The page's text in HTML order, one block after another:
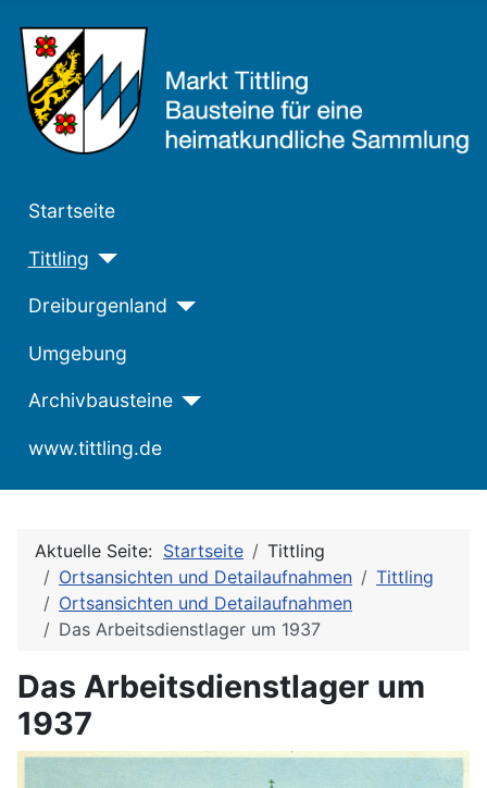
Startseite
Tittling
Dreiburgenland
Umgebung
Archivbausteine
www.tittling.de
Aktuelle Seite: Startseite
Tittling
Ortsansichten und Detailaufnahmen
Tittling
Ortsansichten und Detailaufnahmen
Das Arbeitsdienstlager um 1937
Das Arbeitsdienstlager um
1937